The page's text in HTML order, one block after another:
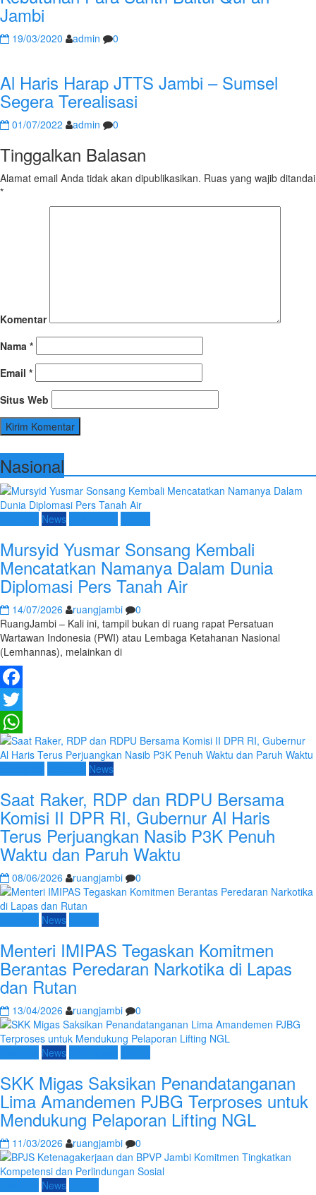
Jambi
19/03/2020 admin 0
Al Haris Harap JTTS Jambi – Sumsel
Segera Terealisasi
01/07/2022 admin 0
Tinggalkan Balasan
Alamat email Anda tidak akan dipublikasikan. Ruas yang wajib ditandai
*
Komentar
Nama *
Email *
Situs Web
Nasional
News
Mursyid Yusmar Sonsang Kembali
Mencatatkan Namanya Dalam Dunia
Diplomasi Pers Tanah Air
14/07/2026 ruangjambi
0
RuangJambi – Kali ini, tampil bukan di ruang rapat Persatuan
Wartawan Indonesia (PWI) atau Lembaga Ketahanan Nasional
(Lemhannas), melainkan di
Facebook
Twitter
WhatsApp
News
Saat Raker, RDP dan RDPU Bersama
Komisi II DPR RI, Gubernur Al Haris
Terus Perjuangkan Nasib P3K Penuh
Waktu dan Paruh Waktu
08/06/2026 ruangjambi 0
News
Menteri IMIPAS Tegaskan Komitmen
Berantas Peredaran Narkotika di Lapas
dan Rutan
13/04/2026 ruangjambi 0
News
SKK Migas Saksikan Penandatanganan
Lima Amandemen PJBG Terproses untuk
Mendukung Pelaporan Lifting NGL
11/03/2026 ruangjambi 0
News